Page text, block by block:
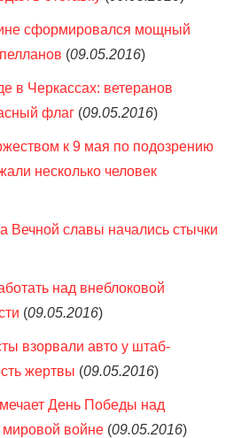
сформировался мощный
(09.05.2016)
в Черкассах: ветеранов
флаг (09.05.2016)
к 9 мая по подозрению
несколько человек
Вечной славы начались стычки
над внеблоковой
(09.05.2016)
взорвали авто у штаб-
жертвы (09.05.2016)
День Победы над
войне (09.05.2016)